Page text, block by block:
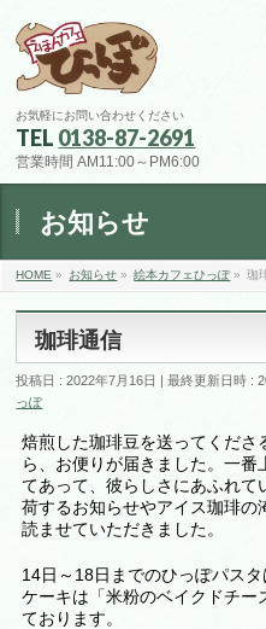
お気軽にお問い合わせください
TEL 0138-87-2691
営業時間 AM11:00～PM6:00
お知らせ
HOME » お知らせ » 絵本カフェひっぽ» 珈
珈琲通信
投稿日 : 2022年7月16日 最終更新日時 :
っぽ
焙煎した珈琲豆を送ってくだ
ら、お便りが届きました。一
てあって、彼らしさにあふれて
荷するお知らせやアイス珈琲の
読ませていただきました。
14日～18日までのひっぽパス
ケーキは「米粉のベイクドチー
ております。